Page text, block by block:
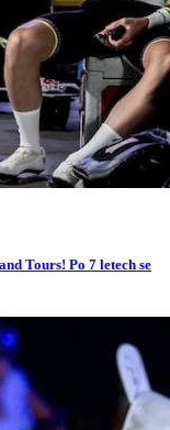
Tours! Po 7 letech se